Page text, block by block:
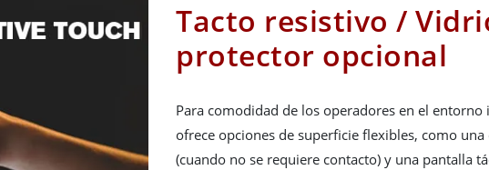
Tacto resistivo /
protector opcional
Para comodidad de los operadores en el entorno
ofrece opciones de superficie flexibles, como
(cuando no se requiere contacto) y una pantalla